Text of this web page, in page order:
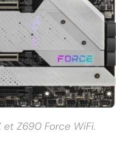
et Z690 Force WiFi.